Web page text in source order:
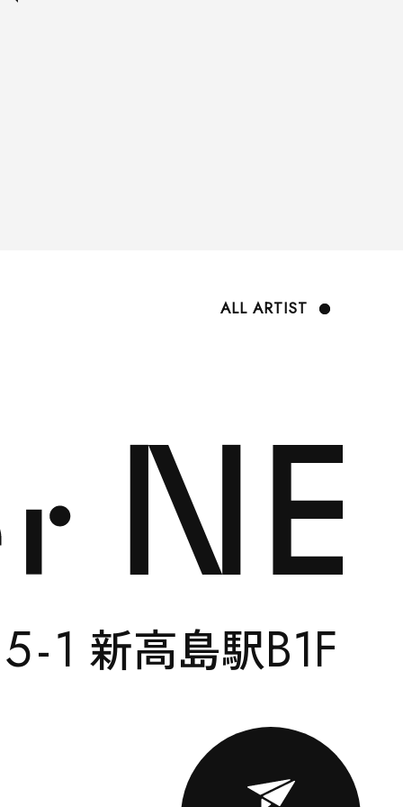
CONTACT
ENGLISH
ALL ARTIST
5-1 新高島駅B1F